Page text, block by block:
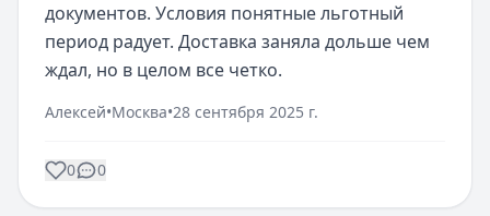
документов. Условия понятные льготный
период радует. Доставка заняла дольше чем
ждал, но в целом все четко.
Алексей•Москва•28 сентября 2025 г.
0 0